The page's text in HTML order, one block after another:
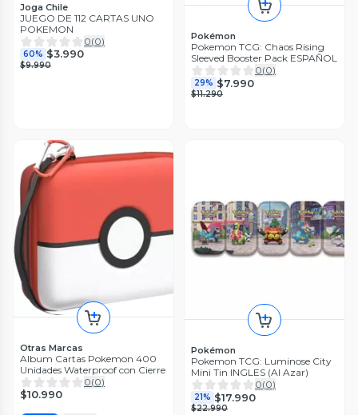
Joga Chile
JUEGO DE 112 CARTAS UNO
POKEMON
0(0)
60% $3.990
$9.990
Pokémon
Pokemon TCG: Chaos Rising
Sleeved Booster Pack ESPAÑOL
0(0)
29% $7.990
$11.290
Otras Marcas
Album Cartas Pokemon 400
Unidades Waterproof con Cierre
0(0)
$10.990
Pokémon
Pokemon TCG: Luminose City
Mini Tin INGLES (Al Azar)
0(0)
21% $17.990
$22.990